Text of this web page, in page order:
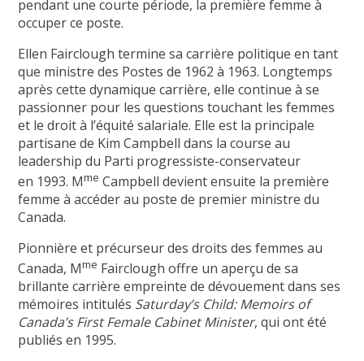
pendant une courte période, la première femme à
occuper ce poste.
Ellen Fairclough termine sa carrière politique en tant
que ministre des Postes de 1962 à 1963. Longtemps
après cette dynamique carrière, elle continue à se
passionner pour les questions touchant les femmes
et le droit à l’équité salariale. Elle est la principale
partisane de Kim Campbell dans la course au
leadership du Parti progressiste-conservateur
en 1993. Mme Campbell devient ensuite la première
femme à accéder au poste de premier ministre du
Canada.
Pionnière et précurseur des droits des femmes au
Canada, Mme Fairclough offre un aperçu de sa
brillante carrière empreinte de dévouement dans ses
mémoires intitulés Saturday’s Child: Memoirs of
Canada’s First Female Cabinet Minister, qui ont été
publiés en 1995.